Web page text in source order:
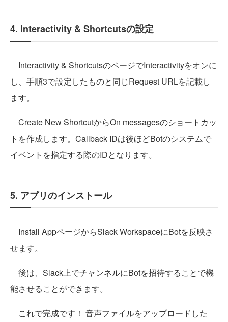
4. Interactivity & Shortcutsの設定
Interactivity & ShortcutsのページでInteractivityをオンに
し、手順3で設定したものと同じRequest URLを記載し
ます。
Create New ShortcutからOn messagesのショートカッ
トを作成します。Callback IDは後ほどBotのシステムで
イベントを指定する際のIDとなります。
5. アプリのインストール
Install AppページからSlack WorkspaceにBotを反映さ
せます。
後は、Slack上でチャンネルにBotを招待することで機
能させることができます。
これで完成です！ 音声ファイルをアップロードした